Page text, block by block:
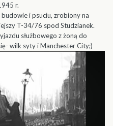
r.
i psuciu, zrobiony na
T-34/76 spod Studzianek.
służbowego z żoną do
wilk syty i Manchester City;)